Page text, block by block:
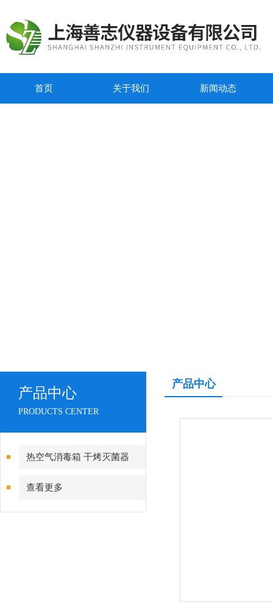
首页 关于我们 新闻动态
产品中心
PRODUCTS CENTER
热空气消毒箱 干烤灭菌器
查看更多
产品中心